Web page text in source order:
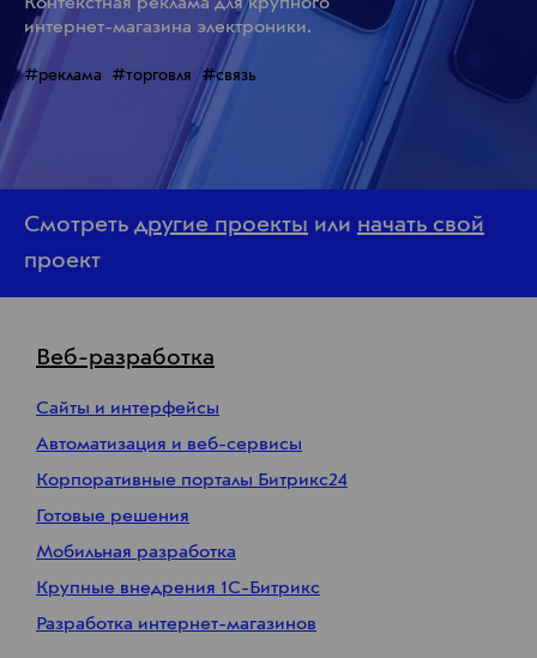
Контекстная реклама для крупного
интернет-магазина электроники.
#реклама #торговля #связь
Смотреть другие проекты или начать свой
проект
Веб-разработка
Сайты и интерфейсы
Автоматизация и веб-сервисы
Корпоративные порталы Битрикс24
Готовые решения
Мобильная разработка
Крупные внедрения 1С-Битрикс
Разработка интернет-магазинов